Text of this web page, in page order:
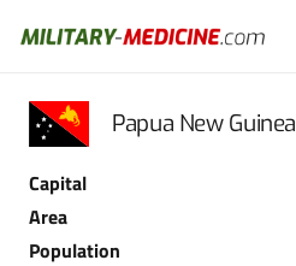
Papua New Guinea
Capital
Area
Population